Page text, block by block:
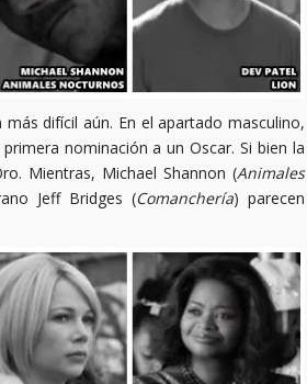
difícil aún. En el apartado masculino,
nominación a un Oscar. Si bien la
Mientras, Michael Shannon (Animales
Jeff Bridges (Comanchería) parecen